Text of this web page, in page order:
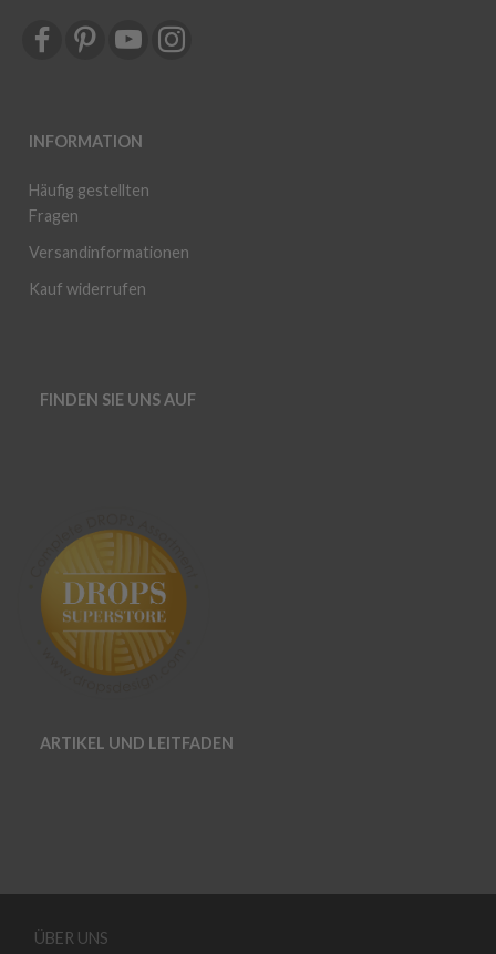
INFORMATION
Häufig gestellten
Fragen
Versandinformationen
Kauf widerrufen
FINDEN SIE UNS AUF
ARTIKEL UND LEITFADEN
ÜBER UNS